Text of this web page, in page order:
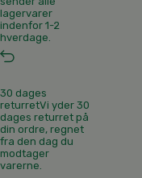
lagervarer
indenfor 1-2
hverdage.
30 dages
returretVi yder 30
dages returret på
din ordre, regnet
fra den dag du
modtager
varerne.